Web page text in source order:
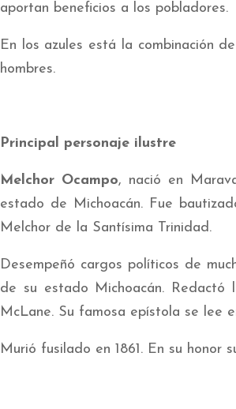
aportan beneficios a los pobladores.
En los azules está la combinación
hombres.
Principal personaje ilustre
Melchor Ocampo, nació en
estado de Michoacán. Fue
Melchor de la Santísima Trinidad.
Desempeñó cargos políticos de
de su estado Michoacán.
McLane. Su famosa epístola se lee
Murió fusilado en 1861. En su honor